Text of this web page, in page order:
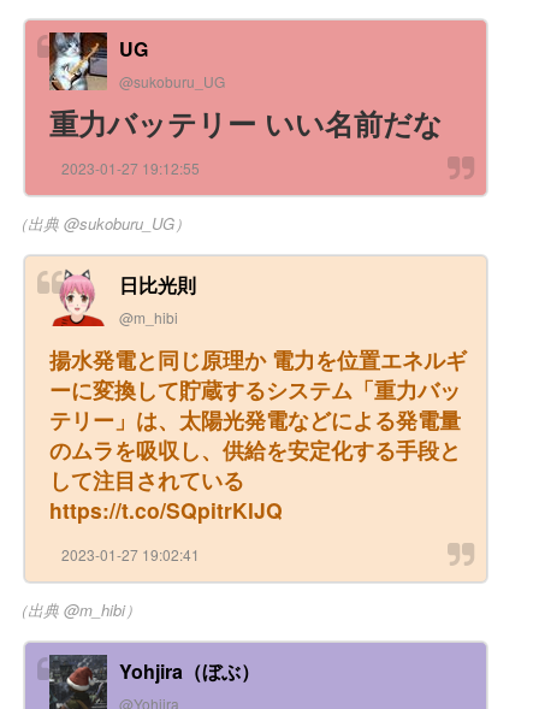
UG
@sukoburu_UG
重力バッテリー いい名前だな
2023-01-27 19:12:55
（出典 @sukoburu_UG）
日比光則
@m_hibi
揚水発電と同じ原理か 電力を位置エネルギ
ーに変換して貯蔵するシステム「重力バッ
テリー」は、太陽光発電などによる発電量
のムラを吸収し、供給を安定化する手段と
して注目されている
https://t.co/SQpitrKlJQ
2023-01-27 19:02:41
（出典 @m_hibi）
Yohjira（ぼぶ）
@Yohjira